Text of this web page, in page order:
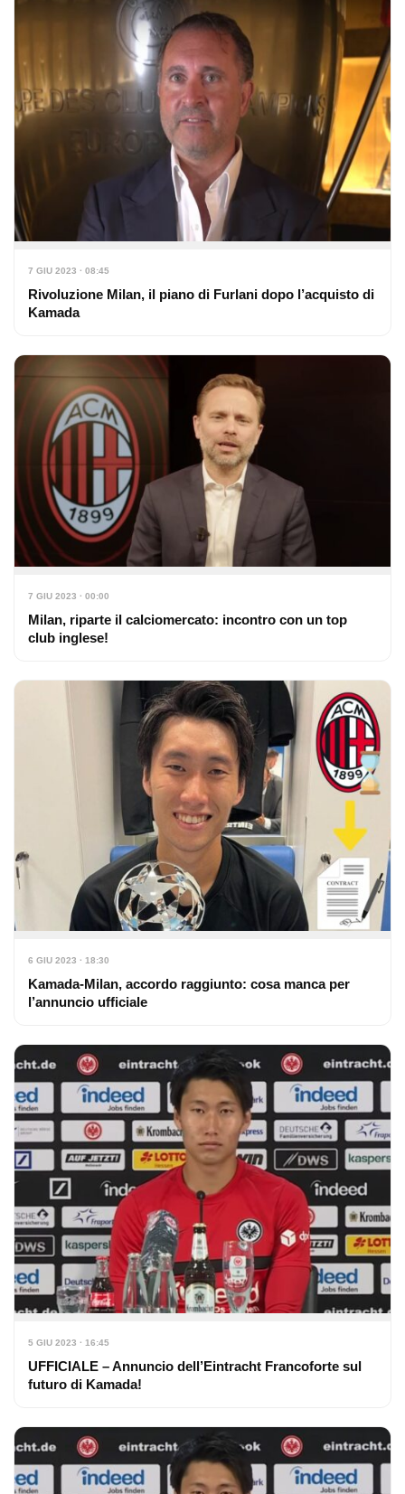
7 GIU 2023 · 08:45
Rivoluzione Milan, il piano di Furlani dopo l’acquisto di
Kamada
7 GIU 2023 · 00:00
Milan, riparte il calciomercato: incontro con un top
club inglese!
6 GIU 2023 · 18:30
Kamada-Milan, accordo raggiunto: cosa manca per
l’annuncio ufficiale
5 GIU 2023 · 16:45
UFFICIALE – Annuncio dell’Eintracht Francoforte sul
futuro di Kamada!